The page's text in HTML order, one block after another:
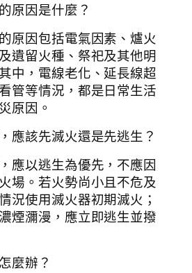
原因是什麼？
原因包括電氣因素、爐火
遺留火種、祭祀及其他明
中，電線老化、延長線超
管等情況，都是日常生活
原因。
應該先滅火還是先逃生？
應以逃生為優先，不應因
場。若火勢尚小且不危及
況使用滅火器初期滅火；
煙瀰漫，應立即逃生並撥
麼辦？